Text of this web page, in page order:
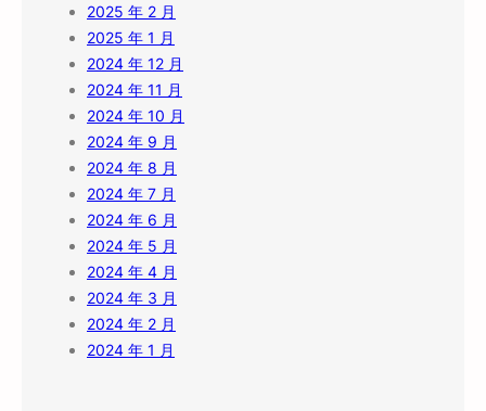
2025 年 2 月
2025 年 1 月
2024 年 12 月
2024 年 11 月
2024 年 10 月
2024 年 9 月
2024 年 8 月
2024 年 7 月
2024 年 6 月
2024 年 5 月
2024 年 4 月
2024 年 3 月
2024 年 2 月
2024 年 1 月